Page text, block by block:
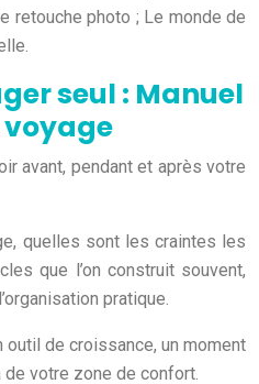
retouche photo ; Le monde de
seul : Manuel
avant, pendant et après votre
quelles sont les craintes les
que l’on construit souvent,
pratique.
de croissance, un moment
votre zone de confort.